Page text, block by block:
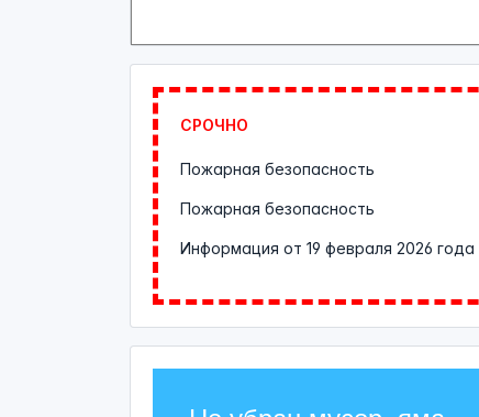
СРОЧНО
Пожарная безопасность
Пожарная безопасность
Информация от 19 февраля 2026 года